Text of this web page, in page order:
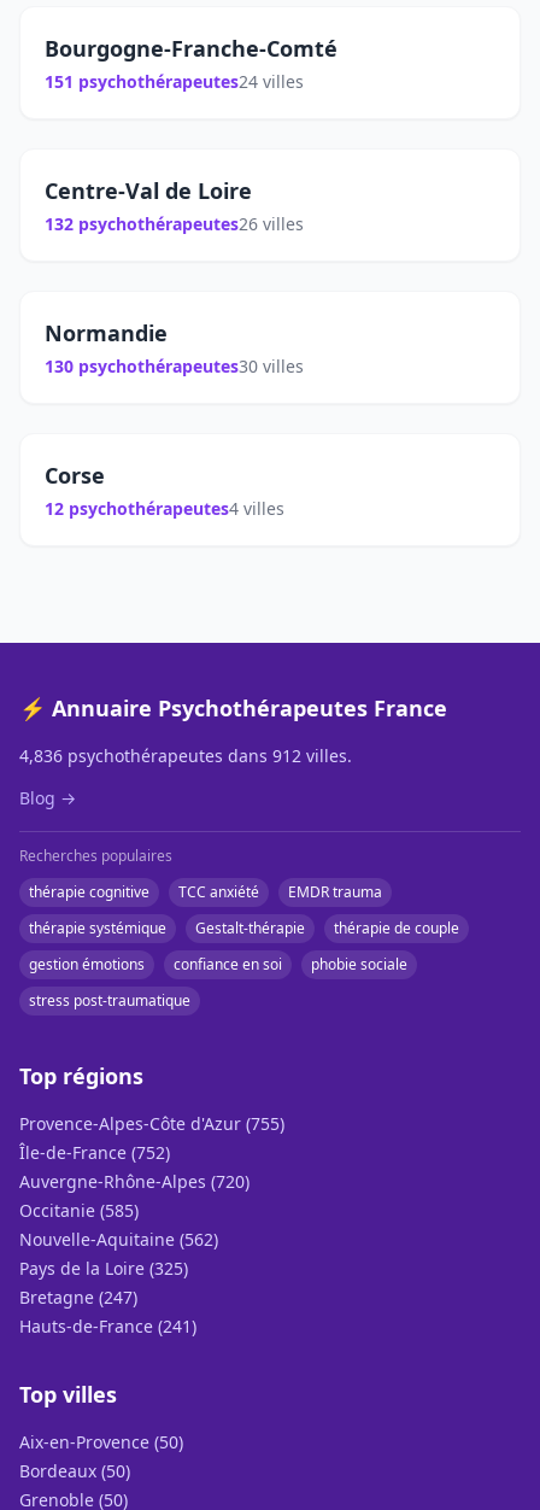
Bourgogne-Franche-Comté
151 psychothérapeutes24 villes
Centre-Val de Loire
132 psychothérapeutes26 villes
Normandie
130 psychothérapeutes30 villes
Corse
12 psychothérapeutes4 villes
⚡ Annuaire Psychothérapeutes France
4,836 psychothérapeutes dans 912 villes.
Blog →
Recherches populaires
thérapie cognitive
TCC anxiété
EMDR trauma
thérapie systémique
Gestalt-thérapie
thérapie de couple
gestion émotions
confiance en soi
phobie sociale
stress post-traumatique
Top régions
Provence-Alpes-Côte d'Azur (755)
Île-de-France (752)
Auvergne-Rhône-Alpes (720)
Occitanie (585)
Nouvelle-Aquitaine (562)
Pays de la Loire (325)
Bretagne (247)
Hauts-de-France (241)
Top villes
Aix-en-Provence (50)
Bordeaux (50)
Grenoble (50)